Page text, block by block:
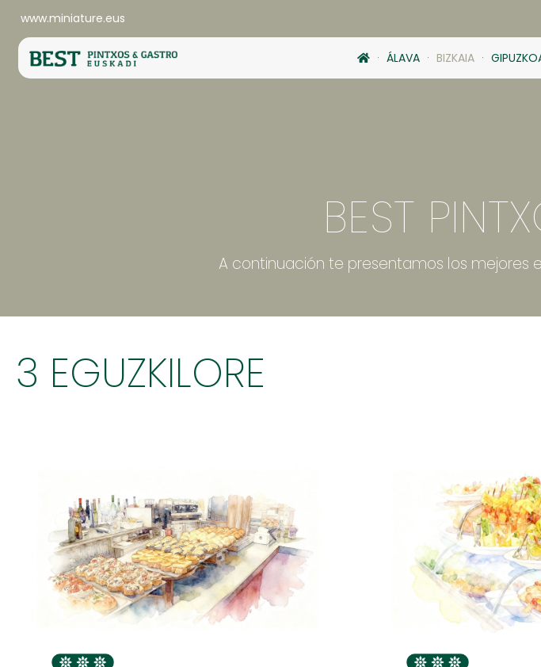
www.miniature.eus
ÁLAVA BIZKAIA
BEST
A continuación te presentamos los mejores
3 EGUZKILORE